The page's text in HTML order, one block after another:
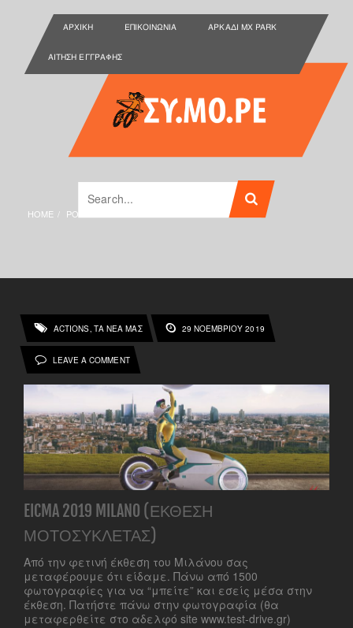
ΑΡΧΙΚΉ ΕΠΙΚΟΙΝΩΝΊΑ ΑΡΚΑΔΙ MX PARK
ΑΊΤΗΣΗ ΕΓΓΡΑΦΉΣ
HOME POSTS TAGGED "EICMA 2019"
ACTIONS,ΤΑ ΝΕΑ ΜΑΣ 29 ΝΟΕΜΒΡΊΟΥ 2019
LEAVE A COMMENT
EICMA 2019 MILANO (ΈΚΘΕΣΗ
ΜΟΤΟΣΥΚΛΈΤΑΣ)
Από την φετινή έκθεση του Μιλάνου σας
μεταφέρουμε ότι είδαμε. Πάνω από 1500
φωτογραφίες για να “μπείτε” και εσείς μέσα στην
έκθεση. Πατήστε πάνω στην φωτογραφία (θα
μεταφερθείτε στο αδελφό site www.test-drive.gr)